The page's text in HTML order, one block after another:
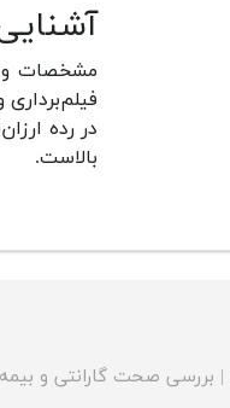
مشخصات و
در رده
بالاست.
| بررسی صحت گارانتی و بیمه